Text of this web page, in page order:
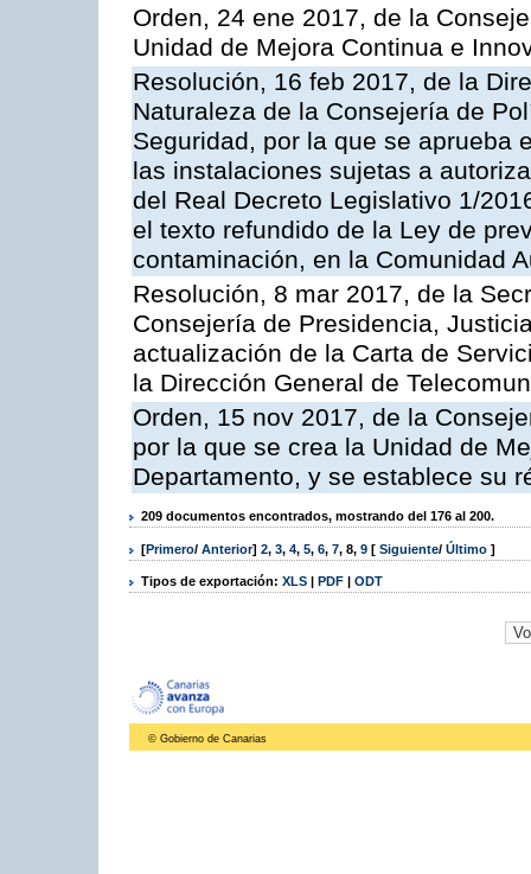
Orden, 24 ene 2017, de la
Unidad de Mejora Continua e
Resolución, 16 feb 2017, de la
Naturaleza de la Consejería de
Seguridad, por la que se aprueba
las instalaciones sujetas a
del Real Decreto Legislativo 1/
el texto refundido de la Ley de
contaminación, en la Comunidad
Resolución, 8 mar 2017, de la
Consejería de Presidencia,
actualización de la Carta de
la Dirección General de
Orden, 15 nov 2017, de la
por la que se crea la Unidad de
Departamento, y se establece su
209 documentos encontrados, mostrando del 176 al 200.
[Primero/ Anterior] 2, 3, 4, 5, 6, 7, 8, 9 [ Siguiente/ Último ]
Tipos de exportación: XLS | PDF | ODT
© Gobierno de Canarias